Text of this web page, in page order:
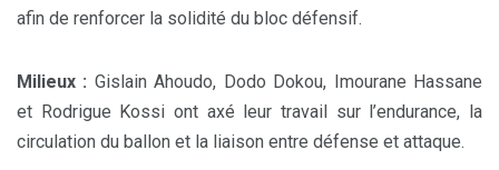
afin de renforcer la solidité du bloc défensif.
Milieux : Gislain Ahoudo, Dodo Dokou, Imourane Hassane
et Rodrigue Kossi ont axé leur travail sur l’endurance, la
circulation du ballon et la liaison entre défense et attaque.